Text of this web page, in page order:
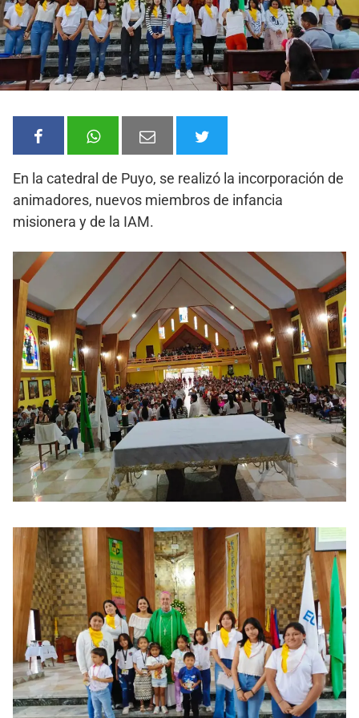
En la catedral de Puyo, se realizó la incorporación de
animadores, nuevos miembros de infancia
misionera y de la IAM.